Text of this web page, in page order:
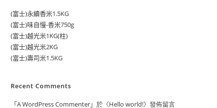
(富士)永續香米1.5KG
(富士)味自慢-香米750g
(富士)越光米1KG(柱)
(富士)越光米2KG
(富士)壽司米1.5KG
Recent Comments
「A WordPress Commenter」於〈Hello world!〉發佈留言